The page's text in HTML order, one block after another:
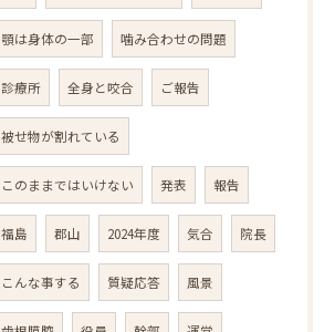
顎は身体の一部 噛み合わせの問題
診療所 全身と咬合 ご報告
被せ物が割れている
このままではいけない 発表 報告
福島 郡山 2024年度 気合 院長
こんな事する 質疑応答 風景